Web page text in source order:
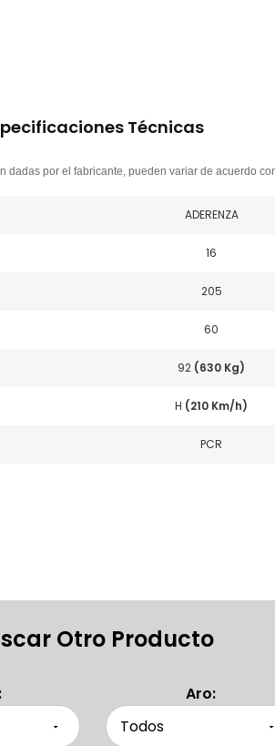
Técnicas
dadas por el fabricante, pueden variar de acuerdo
ADERENZA
16
205
60
92 (630 Kg)
H (210 Km/h)
PCR
Otro Producto
Aro: